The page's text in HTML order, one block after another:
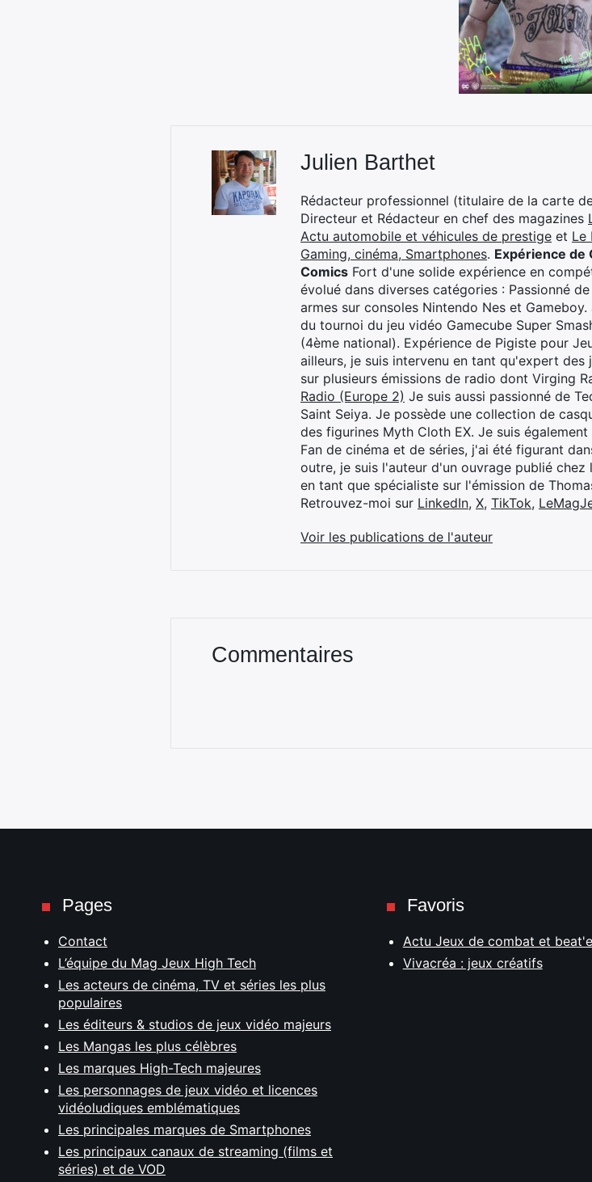
Julien Barthet
Rédacteur professionnel (titulaire de la carte
Directeur et Rédacteur en chef des magazines
Actu automobile et véhicules de prestige et Le
Gaming, cinéma, Smartphones. Expérience de
Comics Fort d'une solide expérience en
évolué dans diverses catégories : Passionné
armes sur consoles Nintendo Nes et
du tournoi du jeu vidéo Gamecube Super
(4ème national). Expérience de Pigiste pour
ailleurs, je suis intervenu en tant qu'expert
sur plusieurs émissions de radio dont Virging
Radio (Europe 2) Je suis aussi passionné de
Saint Seiya. Je possède une collection de
des figurines Myth Cloth EX. Je suis
Fan de cinéma et de séries, j'ai été figurant
outre, je suis l'auteur d'un ouvrage publié
en tant que spécialiste sur l'émission de
Retrouvez-moi sur LinkedIn, X, TikTok,
Voir les publications de l'auteur
Commentaires
Pages
Contact
L’équipe du Mag Jeux High Tech
Les acteurs de cinéma, TV et séries les plus
populaires
Les éditeurs & studios de jeux vidéo majeurs
Les Mangas les plus célèbres
Les marques High-Tech majeures
Les personnages de jeux vidéo et licences
vidéoludiques emblématiques
Les principales marques de Smartphones
Les principaux canaux de streaming (films et
séries) et de VOD
Favoris
Actu Jeux de combat et
Vivacréa : jeux créatifs